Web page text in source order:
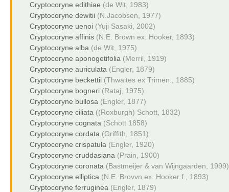
Cryptocoryne edithiae (de Wit, 1983)
Cryptocoryne dewitii (N.Jacobsen, 1977)
Cryptocoryne uenoi (Yuji Sasaki, 2002)
Cryptocoryne affinis (N.E. Brown ex. Hooker, 1893)
Cryptocoryne alba (de Wit, 1975)
Cryptocoryne aponogetifolia (Merril, 1919)
Cryptocoryne auriculata (Engler, 1879)
Cryptocoryne beckettii (Thwaites ex Trimen., 1885)
Cryptocoryne bogneri (Rataj, 1975)
Cryptocoryne bullosa (Engler, 1877)
Cryptocoryne ciliata ((Roxburgh) Schott, 1832)
Cryptocoryne cognata (Schott 1858)
Cryptocoryne cordata (Griffith, 1851)
Cryptocoryne crispatula (Engler, 1920)
Cryptocoryne cruddasiana (Prain, 1900)
Cryptocoryne coronata (Bastmeijer & van Wijngaarden, 1999)
Cryptocoryne elliptica (N.E. Brovvn ex. Hooker f., 1893)
Cryptocoryne ferruginea (Engler, 1879)